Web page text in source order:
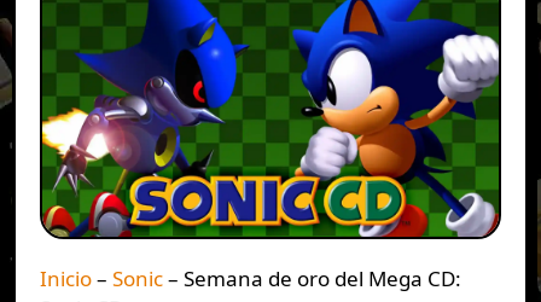
Inicio– Sonic– Semana de oro del Mega CD: